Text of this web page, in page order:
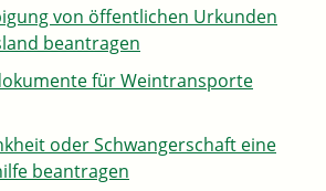
von öffentlichen Urkunden
beantragen
für Weintransporte
oder Schwangerschaft eine
beantragen